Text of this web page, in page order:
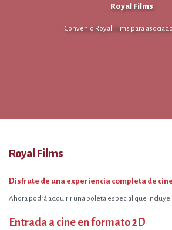
Royal Films
Convenio Royal Films para
Royal Films
Disfrute de una experiencia completa de cine
Ahora podrá adquirir una boleta especial que incluye:
Entrada a cine en formato 2D